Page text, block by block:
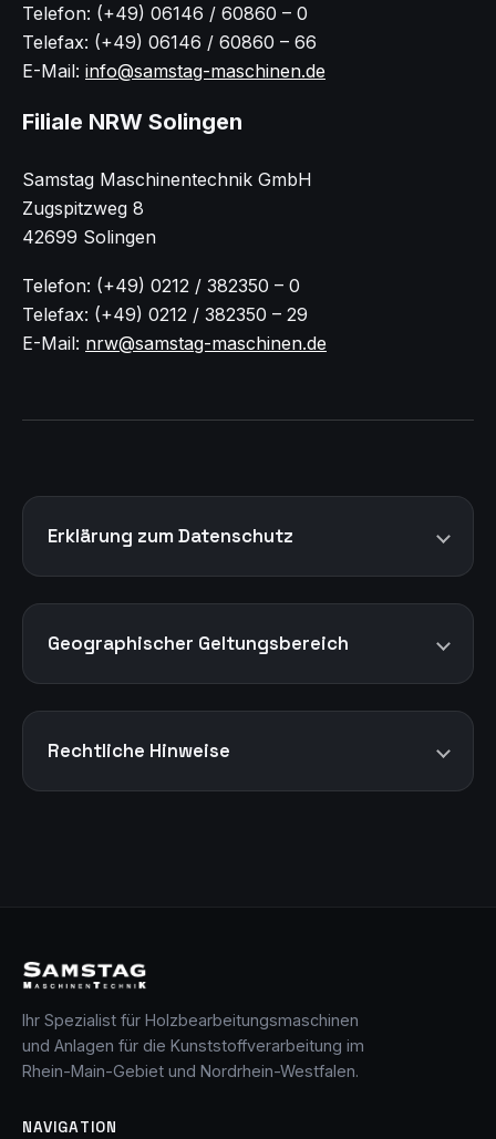
Telefon: (+49) 06146 / 60860 – 0
Telefax: (+49) 06146 / 60860 – 66
E-Mail: info@samstag-maschinen.de
Filiale NRW Solingen
Samstag Maschinentechnik GmbH
Zugspitzweg 8
42699 Solingen
Telefon: (+49) 0212 / 382350 – 0
Telefax: (+49) 0212 / 382350 – 29
E-Mail: nrw@samstag-maschinen.de
Erklärung zum Datenschutz
Geographischer Geltungsbereich
Rechtliche Hinweise
Ihr Spezialist für Holzbearbeitungsmaschinen
und Anlagen für die Kunststoffverarbeitung im
Rhein-Main-Gebiet und Nordrhein-Westfalen.
NAVIGATION